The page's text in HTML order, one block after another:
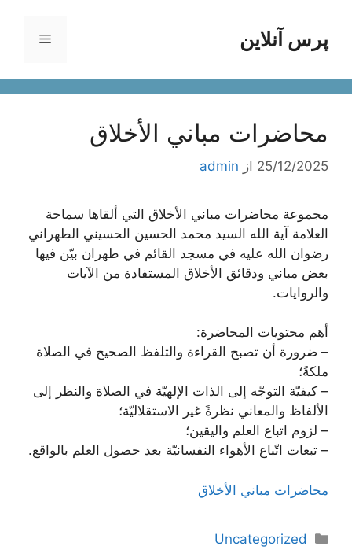
محتواپرس آنلاین فهرست
محاضرات مباني الأخلاق
25/12/2025 از admin
مجموعة محاضرات مباني الأخلاق التي ألقاها سماحة
العلامة آية الله السيد محمد الحسين الحسيني الطهراني
رضوان الله عليه في مسجد القائم في طهران بيّن فيها
بعض مباني ودقائق الأخلاق المستفادة من الآيات
والروايات.
أهم محتويات المحاضرة:
– ضرورة أن تصبح القراءة والتلفظ الصحيح في الصلاة
ملكةً؛
– كيفيّة التوجّه إلى الذات الإلهيّة في الصلاة والنظر إلى
الألفاظ والمعاني نظرةً غير الاستقلاليّة؛
– لزوم اتباع العلم واليقين؛
– تبعات اتّباع الأهواء النفسانيّة بعد حصول العلم بالواقع.
محاضرات مباني الأخلاق
دسته‌ها
Uncategorized